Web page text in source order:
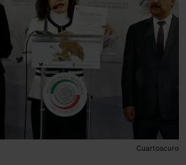
Cuartoscuro